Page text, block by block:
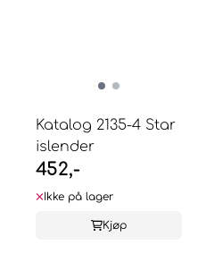
Katalog 2135-4 Star
islender
452,-
Ikke på lager
Kjøp